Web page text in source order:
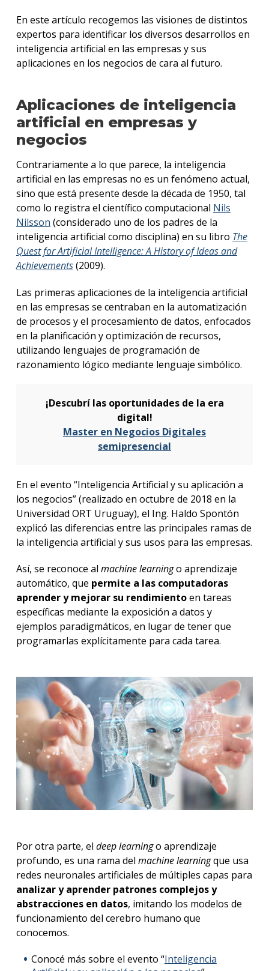
En este artículo recogemos las visiones de distintos
expertos para identificar los diversos desarrollos en
inteligencia artificial en las empresas y sus
aplicaciones en los negocios de cara al futuro.
Aplicaciones de inteligencia
artificial en empresas y
negocios
Contrariamente a lo que parece, la inteligencia
artificial en las empresas no es un fenómeno actual,
sino que está presente desde la década de 1950, tal
como lo registra el científico computacional Nils
Nilsson (considerado uno de los padres de la
inteligencia artificial como disciplina) en su libro The
Quest for Artificial Intelligence: A History of Ideas and
Achievements(2009).
Las primeras aplicaciones de la inteligencia artificial
en las empresas se centraban en la automatización
de procesos y el procesamiento de datos, enfocados
en la planificación y optimización de recursos,
utilizando lenguajes de programación de
razonamiento lógico mediante lenguaje simbólico.
¡Descubrí las oportunidades de la era
digital!
Master en Negocios Digitales
semipresencial
En el evento “Inteligencia Artificial y su aplicación a
los negocios” (realizado en octubre de 2018 en la
Universidad ORT Uruguay), el Ing. Haldo Spontón
explicó las diferencias entre las principales ramas de
la inteligencia artificial y sus usos para las empresas.
Así, se reconoce al machine learningo aprendizaje
automático, que permite a las computadoras
aprender y mejorar su rendimientoen tareas
específicas mediante la exposición a datos y
ejemplos paradigmáticos, en lugar de tener que
programarlas explícitamente para cada tarea.
Por otra parte, el deep learningo aprendizaje
profundo, es una rama del machine learningque usa
redes neuronales artificiales de múltiples capas para
analizar y aprender patrones complejos y
abstracciones en datos, imitando los modelos de
funcionamiento del cerebro humano que
conocemos.
Conocé más sobre el evento “Inteligencia